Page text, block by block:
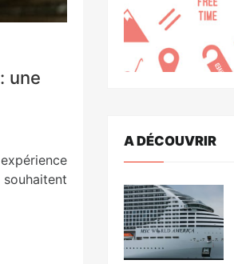
une
A DÉCOUVRIR